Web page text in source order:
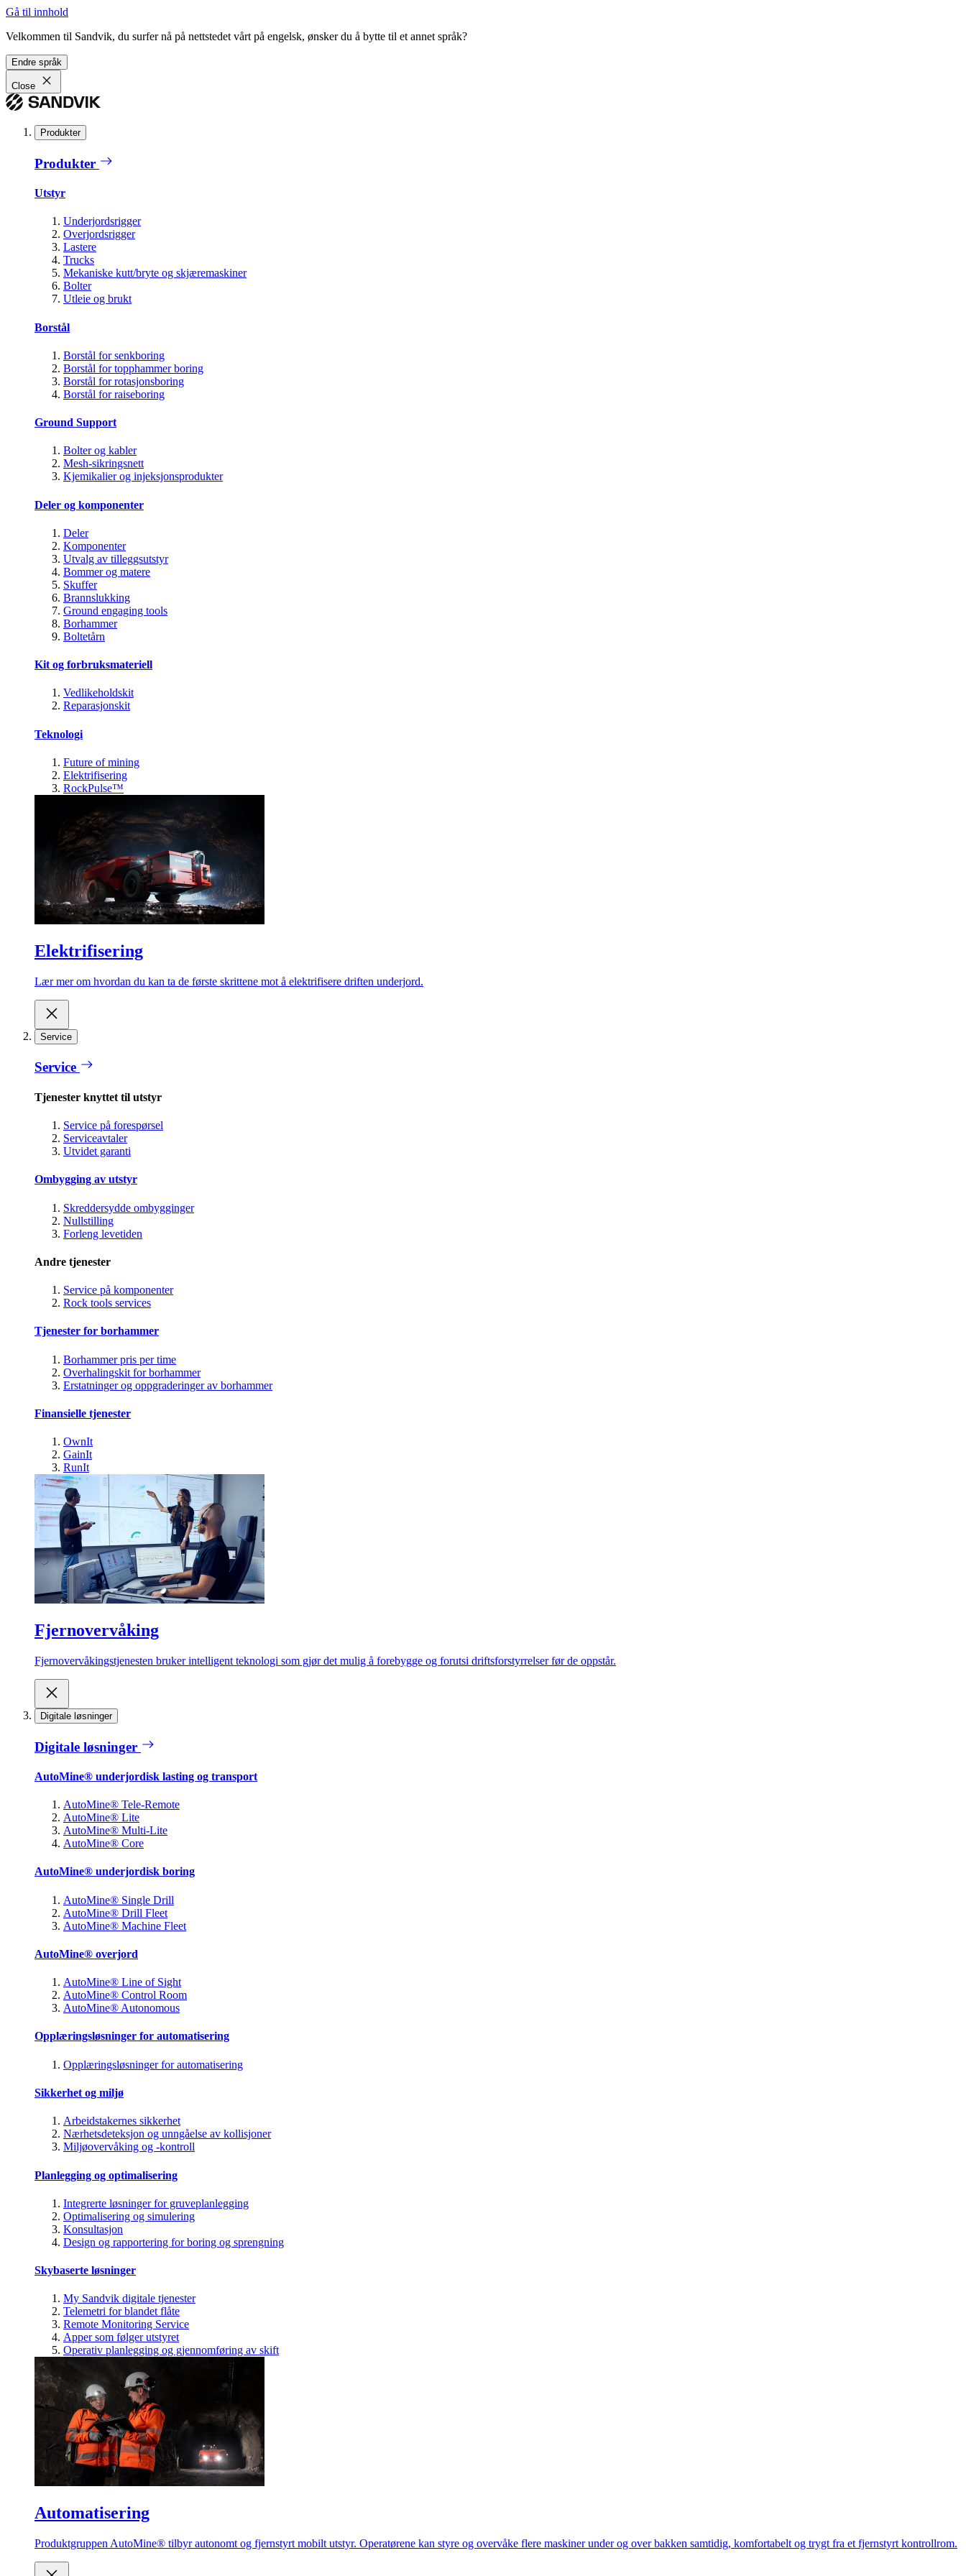
Gå til innhold
Velkommen til Sandvik, du surfer nå på nettstedet vårt på engelsk, ønsker du å bytte til et annet språk?
Endre språk
Close
Produkter
Produkter
Utstyr
Underjordsrigger
Overjordsrigger
Lastere
Trucks
Mekaniske kutt/bryte og skjæremaskiner
Bolter
Utleie og brukt
Borstål
Borstål for senkboring
Borstål for topphammer boring
Borstål for rotasjonsboring
Borstål for raiseboring
Ground Support
Bolter og kabler
Mesh-sikringsnett
Kjemikalier og injeksjonsprodukter
Deler og komponenter
Deler
Komponenter
Utvalg av tilleggsutstyr
Bommer og matere
Skuffer
Brannslukking
Ground engaging tools
Borhammer
Boltetårn
Kit og forbruksmateriell
Vedlikeholdskit
Reparasjonskit
Teknologi
Future of mining
Elektrifisering
RockPulse™
Elektrifisering
Lær mer om hvordan du kan ta de første skrittene mot å elektrifisere driften underjord.
Service
Service
Tjenester knyttet til utstyr
Service på forespørsel
Serviceavtaler
Utvidet garanti
Ombygging av utstyr
Skreddersydde ombygginger
Nullstilling
Forleng levetiden
Andre tjenester
Service på komponenter
Rock tools services
Tjenester for borhammer
Borhammer pris per time
Overhalingskit for borhammer
Erstatninger og oppgraderinger av borhammer
Finansielle tjenester
OwnIt
GainIt
RunIt
Fjernovervåking
Fjernovervåkingstjenesten bruker intelligent teknologi som gjør det mulig å forebygge og forutsi driftsforstyrrelser før de oppstår.
Digitale løsninger
Digitale løsninger
AutoMine® underjordisk lasting og transport
AutoMine® Tele-Remote
AutoMine® Lite
AutoMine® Multi-Lite
AutoMine® Core
AutoMine® underjordisk boring
AutoMine® Single Drill
AutoMine® Drill Fleet
AutoMine® Machine Fleet
AutoMine® overjord
AutoMine® Line of Sight
AutoMine® Control Room
AutoMine® Autonomous
Opplæringsløsninger for automatisering
Opplæringsløsninger for automatisering
Sikkerhet og miljø
Arbeidstakernes sikkerhet
Nærhetsdeteksjon og unngåelse av kollisjoner
Miljøovervåking og -kontroll
Planlegging og optimalisering
Integrerte løsninger for gruveplanlegging
Optimalisering og simulering
Konsultasjon
Design og rapportering for boring og sprengning
Skybaserte løsninger
My Sandvik digitale tjenester
Telemetri for blandet flåte
Remote Monitoring Service
Apper som følger utstyret
Operativ planlegging og gjennomføring av skift
Automatisering
Produktgruppen AutoMine® tilbyr autonomt og fjernstyrt mobilt utstyr. Operatørene kan styre og overvåke flere maskiner under og over bakken samtidig, komfortabelt og trygt fra et fjernstyrt kontrollrom.